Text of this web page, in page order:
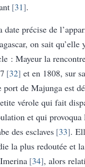
31 .
date précise de
on sait qu’elle
: Mayeur la
32 et en 1808, sur
port de Majunga est
vérole qui fait
et qui
des esclaves 33 .
la plus redoutée et
34 , alors